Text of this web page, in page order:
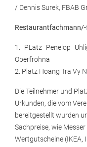
/ Dennis Surek, FBAB
1. PLatz Penelop
Oberfrohna
2. Platz Hoang Tra Vy
Die Teilnehmer und
Urkunden, die vom
bereitgestellt wurden
Sachpreise, wie
Wertgutscheine (IKEA,